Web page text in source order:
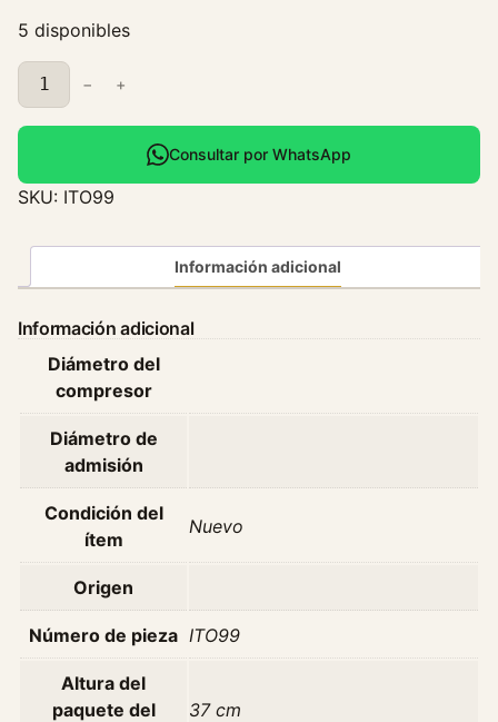
5 disponibles
T
u
r
o
T
o
a
l
g
-
− +
Consultar por WhatsApp
SKU: ITO99
Información adicional
Información adicional
Diámetro del
compresor
Diámetro de
admisión
Condición del
ítem
Nuevo
Origen
Número de pieza ITO99
Altura del
paquete del
37 cm